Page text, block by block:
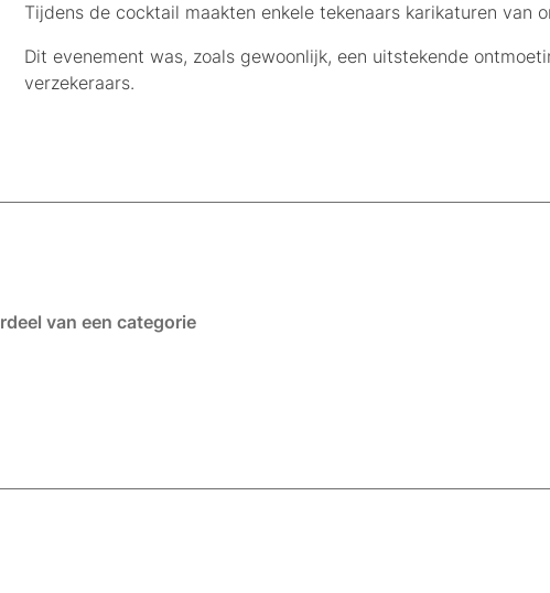
Tijdens de cocktail maakten enkele tekenaars karikaturen van
Dit evenement was, zoals gewoonlijk, een uitstekende
verzekeraars.
van een categorie